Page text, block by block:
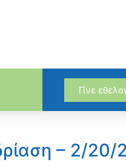
Γίνε
– 2/20/